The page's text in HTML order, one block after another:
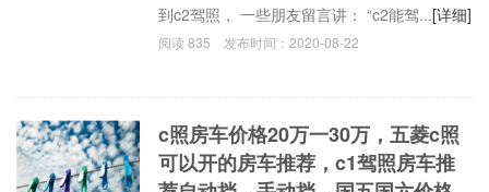
到c2驾照， 一些朋友留言讲： “c2能驾...[详细]
阅读835 发布时间：2020-08-22
c照房车价格20万一30万，五菱c照
可以开的房车推荐，c1驾照房车推